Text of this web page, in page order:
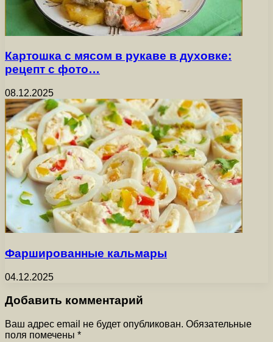
Картошка с мясом в рукаве в духовке:
рецепт с фото…
08.12.2025
Фаршированные кальмары
04.12.2025
Добавить комментарий
Ваш адрес email не будет опубликован. Обязательные
поля помечены *